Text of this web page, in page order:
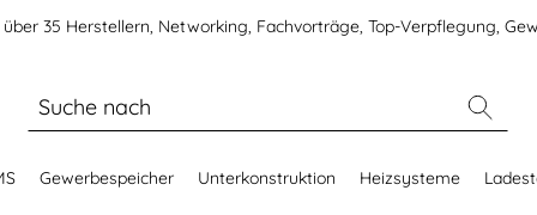
35 Herstellern, Networking, Fachvorträge, Top-Verpflegung,
Gewerbespeicher Unterkonstruktion Heizsysteme